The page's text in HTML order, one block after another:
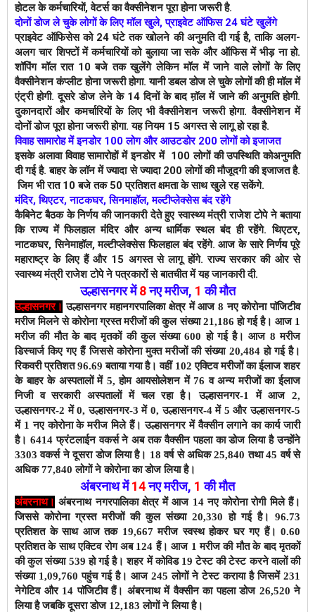
होटल के कर्मचारियों, वेटर्स का वैक्सीनेशन पूरा होना जरूरी है.
दोनों डोज ले चुके लोगों के लिए मॉल खुले, प्राइवेट ऑफिस 24 घंटे खुलेंगे
प्राइवेट ऑफिसेस को 24 घंटे तक खोलने की अनुमति दी गई है, ताकि अलग-
अलग चार शिफ्टों में कर्मचारियों को बुलाया जा सके और ऑफिस में भीड़ ना हो.
शॉपिंग मॉल रात 10 बजे तक खुलेंगे लेकिन मॉल में जाने वाले लोगों के लिए
वैक्सीनेशन कंप्लीट होना जरूरी होगा. यानी डबल डोज ले चुके लोगों की ही मॉल में
एंट्री होगी. दूसरे डोज लेने के 14 दिनों के बाद म़ॉल में जाने की अनुमति होगी.
दुकानदारों और कमर्चारियों के लिए भी वैक्सीनेशन जरूरी होगा. वैक्सीनेशन में
दोनों डोज पूरा होना जरूरी होगा. यह नियम 15 अगस्त से लागू हो रहा है.
विवाह सामारोह में इनडोर 100 लोग और आउटडोर 200 लोगों को इजाजत
इसके अलावा विवाह सामारोहों में इनडोर में 100 लोगों की उपस्थिति कोअनुमति
दी गई है. बाहर के लॉन में ज्यादा से ज्यादा 200 लोगों की मौजूदगी की इजाजत है.
जिम भी रात 10 बजे तक 50 प्रतिशत क्षमता के साथ खुले रह सकेंगे.
मंदिर, थिएटर, नाटकघर, सिनमाहॉल, मल्टीप्लेक्सेस बंद रहेंगे
कैबिनेट बैठक के निर्णय की जानकारी देते हुए स्वास्थ्य मंत्री राजेश टोपे ने बताया
कि राज्य में फिलहाल मंंदिर और अन्य धार्मिक स्थल बंद ही रहेंगे. थिएटर,
नाटकघर, सिनेमाहॉल, मल्टीप्लेक्सेस फिलहाल बंद रहेंगे. आज के सारे निर्णय पूरे
महाराष्ट्र के लिए हैं और 15 अगस्त से लागू होंगे. राज्य सरकार की ओर से
स्वास्थ्य मंत्री राजेश टोपे ने पत्रकारों से बातचीत में यह जानकारी दी.
उल्हासनगर में8नए मरीज, 1 की मौत
उल्हासनगर। उल्हासनगर महानगरपालिका क्षेत्र में आज 8 नए कोरोना पाॅजिटीव
मरीज मिलने से कोरोना ग्रस्त मरीजों की कुल संख्या 21,186 हो गई है। आज 1
मरीज की मौत के बादमृतकों की कुल संख्या 600 हो गई है। आज 8 मरीज
डिस्चार्ज किए गए हैं जिससे कोरोना मुक्त मरीजों की संख्या 20,484 हो गई है।
रिकवरी प्रतिशत 96.69 बताया गया है। वहीं 102 एक्टिव मरीजों का ईलाज शहर
के बाहर के अस्पतालों में 5, होम आयसोलेशन में 76 व अन्य मरीजों का ईलाज
निजी व सरकारी अस्पतालों में चल रहा है।उल्हासनगर-1 में आज 2,
उल्हासनगर-2 में 0, उल्हासनगर-3 में 0, उल्हासनगर-4 में 5 और उल्हासनगर-5
में 1 नए कोरोना के मरीज मिले हैं। उल्हासनगर में वैक्सीन लगाने का कार्य जारी
है। 6414फ्रंटलाईन वकर्स ने अब तक वैक्सीन पहला का डोज लिया है उन्होंने
3303 वकर्स ने दूसरा डोज लिया है। 18 वर्ष से अधिक 25,840 तथा 45 वर्ष से
अधिक 77,840 लोगों ने कोरोना का डोज लिया है।
अंबरनाथ में14नए मरीज, 1 की मौत
अंबरनाथ। अंबरनाथ नगरपालिका क्षेत्र में आज 14 नए कोरोना रोगी मिले हैं।
जिससे कोरोना ग्रस्त मरीजों की कुल संख्या 20,330 हो गई है। 96.73
प्रतिशत के साथ आज तक 19,667 मरीज स्वस्थ होकर घर गए हैं। 0.60
प्रतिशत के साथ एक्टिव रोग अब 124 हैं।आज 1 मरीज की मौत के बादमृतकों
की कुल संख्या 539 हो गई है। शहर में कोविड 19 टेस्ट की टेस्ट करने वालों की
संख्या 1,09,760 पहुंच गई है। आज 245 लोगों ने टेस्ट कराया है जिसमें 231
नेगेटिव और 14 पाॅजिटीव हैं। अंबरनाथ में वैक्सीन का पहला डोज 26,520 ने
लिया है जबकि दूसरा डोज 12,183लोगों ने लिया है।